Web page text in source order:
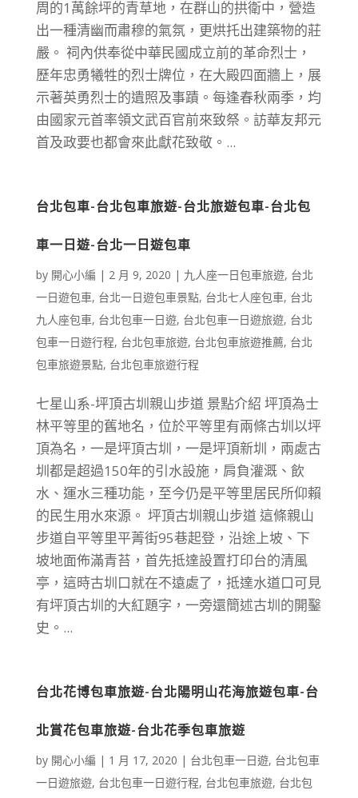
周的1萬餘坪的青草地，在群山的拱衛中，營造
出一種清幽而肅穆的氣氛，更烘托出建築物的莊
嚴。 祠內供奉從中華民國成立前的革命烈士，
歷年忠勇犧牲的烈士牌位，在大殿四面牆上，展
示著英勇烈士的遺照及事蹟。每逢春秋兩季，均
由國家元首率領文武百官前來致祭。訪華友邦元
首及政要也都會來此獻花致敬。...
台北包車-台北包車旅遊-台北旅遊包車-台北包
車一日遊-台北一日遊包車
by 開心小編 | 2 月 9, 2020 | 九人座一日包車旅遊, 台北
一日遊包車, 台北一日遊包車景點, 台北七人座包車, 台北
九人座包車, 台北包車一日遊, 台北包車一日遊旅遊, 台北
包車一日遊行程, 台北包車旅遊, 台北包車旅遊推薦, 台北
包車旅遊景點, 台北包車旅遊行程
七星山系-坪頂古圳親山步道 景點介紹 坪頂為士
林平等里的舊地名，位於平等里有兩條古圳以坪
頂為名，一是坪頂古圳，一是坪頂新圳，兩處古
圳都是超過150年的引水設施，肩負灌溉、飲
水、運水三種功能，至今仍是平等里居民所仰賴
的民生用水來源。 坪頂古圳親山步道 這條親山
步道自平等里平菁街95巷起登，沿途上坡、下
坡地面佈滿青苔，首先抵達設置打印台的清風
亭，這時古圳口就在不遠處了，抵達水道口可見
有坪頂古圳的大紅題字，一旁還簡述古圳的開鑿
史。...
台北花博包車旅遊-台北陽明山花海旅遊包車-台
北賞花包車旅遊-台北花季包車旅遊
by 開心小編 | 1 月 17, 2020 | 台北包車一日遊, 台北包車
一日遊旅遊, 台北包車一日遊行程, 台北包車旅遊, 台北包